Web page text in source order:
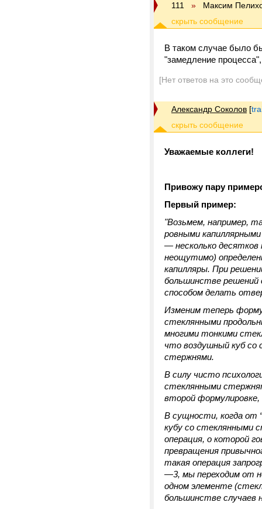
111 » Максим
В таком случае было
"замедление
[Нет ответов на это
Александр Соколов [
Уважаемые коллеги!
Привожу пару
Первый пример:
"Возьмем, например,
ровными
— несколько
неощутимо)
капилляры. При
большинстве решений
способом делать
Изменим теперь
стеклянными
многими тонкими
что воздушный куб
стержнями.
В силу чисто
стеклянными
второй
В сущности, когда от
кубу со стеклянными
операция, о которой
превращения
такая операция
—3, мы переходим от
одном элементе
большинстве случаев